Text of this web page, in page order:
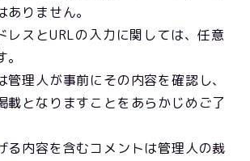
りません。
レスとURLの入力に関しては、任意
管理人が事前にその内容を確認し、
載となりますことをあらかじめご了
る内容を含むコメントは管理人の裁